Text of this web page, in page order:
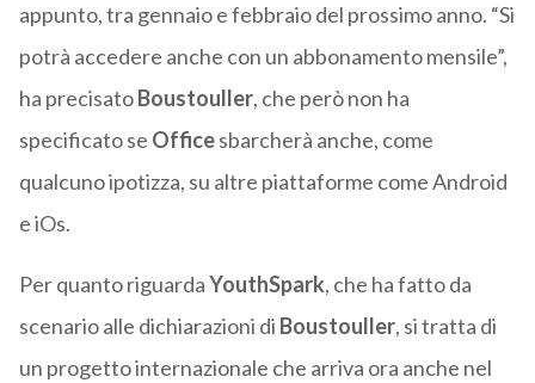
appunto, tra gennaio e febbraio del prossimo anno. “Si
potrà accedere anche con un abbonamento mensile”,
ha precisatoBoustouller, che però non ha
specificato se Officesbarcherà anche, come
qualcuno ipotizza, su altre piattaforme come Android
e iOs.
Per quanto riguardaYouthSpark, che ha fatto da
scenario alle dichiarazioni di Boustouller, si tratta di
un progetto internazionale che arriva ora anche nel